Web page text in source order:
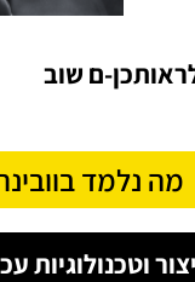
ם שוב
מה נלמד
וטכנולוגיות